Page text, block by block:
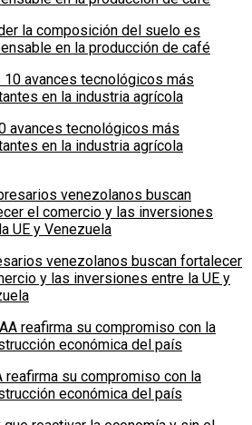
la composición del suelo es
en la producción de café
avances tecnológicos más
en la industria agrícola
venezolanos buscan fortalecer
y las inversiones entre la UE y
reafirma su compromiso con la
económica del país